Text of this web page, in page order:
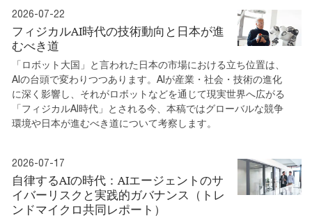
2026-07-22
フィジカルAI時代の技術動向と日本が進
むべき道
「ロボット大国」と言われた日本の市場における立ち位置は、
AIの台頭で変わりつつあります。AIが産業・社会・技術の進化
に深く影響し、それがロボットなどを通じて現実世界へ広がる
「フィジカルAI時代」とされる今、本稿ではグローバルな競争
環境や日本が進むべき道について考察します。
2026-07-17
自律するAIの時代：AIエージェントのサ
イバーリスクと実践的ガバナンス（トレ
ンドマイクロ共同レポート）